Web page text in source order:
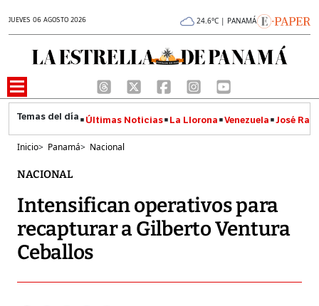
JUEVES 06 AGOSTO 2026 24.6°C | PANAMÁ
Últimas Noticias La Llorona Venezuela José
Inicio> Panamá> Nacional
NACIONAL
Intensifican operativos para
recapturar a Gilberto Ventura
Ceballos